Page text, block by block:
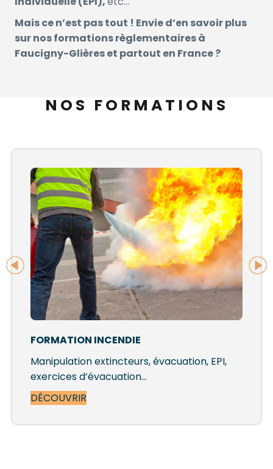
Mais ce n’est pas tout ! Envie d’en savoir plus
sur nos formations règlementaires à
Faucigny-Glières et partout en France ?
NOS FORMATIONS
FORMATION INCENDIE
Manipulation extincteurs, évacuation, EPI,
exercices d’évacuation…
DÉCOUVRIR